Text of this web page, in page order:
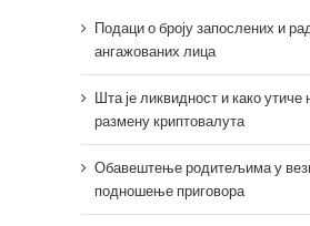
Подаци о броју запослених и
ангажованих лица
Шта је ликвидност и како утиче
размену криптовалута
Обавештење родитељима у
подношење приговора